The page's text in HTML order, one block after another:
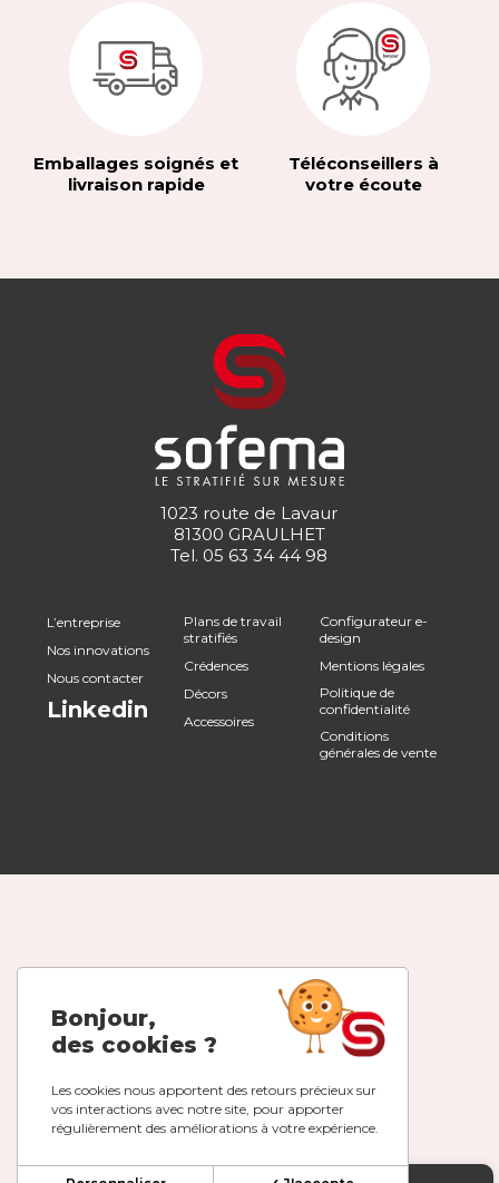
Emballages soignés et
livraison rapide
Téléconseillers à
votre écoute
1023 route de Lavaur
81300 GRAULHET
Tel. 05 63 34 44 98
L’entreprise
Nos innovations
Nous contacter
Linkedin
Plans de travail
stratifiés
Crédences
Décors
Accessoires
Configurateur e-
design
Mentions légales
Politique de
confidentialité
Conditions
générales de vente
Bonjour,
des cookies ?
Les cookies nous apportent des retours précieux sur
vos interactions avec notre site, pour apporter
régulièrement des améliorations à votre expérience.